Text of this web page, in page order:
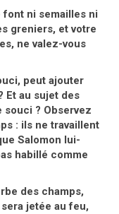
font ni semailles ni
greniers, et votre
ne valez-vous
peut ajouter
Et au sujet des
? Observez
: ils ne travaillent
Salomon lui-
habillé comme
des champs,
jetée au feu,